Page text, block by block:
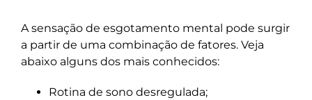
A sensação de esgotamento mental pode surgir
a partir de uma combinação de fatores. Veja
abaixo alguns dos mais conhecidos:
Rotina de sono desregulada;